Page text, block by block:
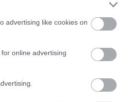
advertising like cookies on
online advertising
A következő
A két
elé. A
két ellenfele